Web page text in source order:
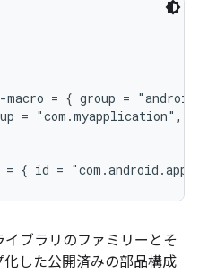
macro = { group =
=
ブラリのファミリーとそ
した公開済みの部品構成